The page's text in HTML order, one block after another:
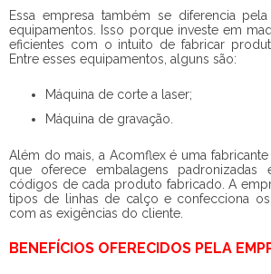
Essa empresa também se diferencia
equipamentos. Isso porque investe em
eficientes com o intuito de fabricar
Entre esses equipamentos, alguns são:
Máquina de corte a laser;
Máquina de gravação.
Além do mais, a Acomflex é uma
que oferece embalagens
códigos de cada produto fabricado. A
tipos de linhas de calço e confecciona
com as exigências do cliente.
BENEFÍCIOS OFERECIDOS PELA